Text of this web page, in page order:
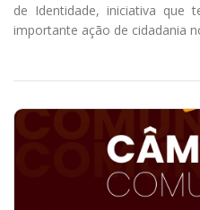
de Identidade, iniciativa que
importante ação de cidadania